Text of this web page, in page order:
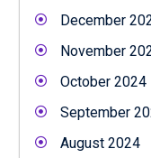
December
November
October 2024
September
August 2024